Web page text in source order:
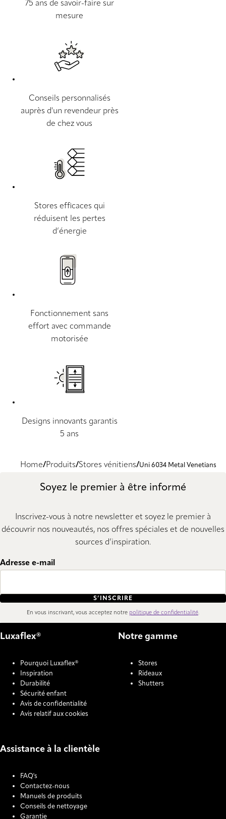
75 ans de savoir-faire sur
mesure
Conseils personnalisés
auprès d'un revendeur près
de chez vous
Stores efficaces qui
réduisent les pertes
d’énergie
Fonctionnement sans
effort avec commande
motorisée
Designs innovants garantis
5 ans
Home Produits Stores vénitiens Uni 6034 Metal Venetians
Soyez le premier à être informé
Inscrivez-vous à notre newsletter et soyez le premier à
découvrir nos nouveautés, nos offres spéciales et de nouvelles
sources d’inspiration.
Adresse e-mail
S’INSCRIRE
En vous inscrivant, vous acceptez notre politique de confidentialité.
Luxaflex®
Pourquoi Luxaflex®
Inspiration
Durabilité
Sécurité enfant
Avis de confidentialité
Avis relatif aux cookies
Notre gamme
Stores
Rideaux
Shutters
Assistance à la clientèle
FAQ's
Contactez-nous
Manuels de produits
Conseils de nettoyage
Garantie